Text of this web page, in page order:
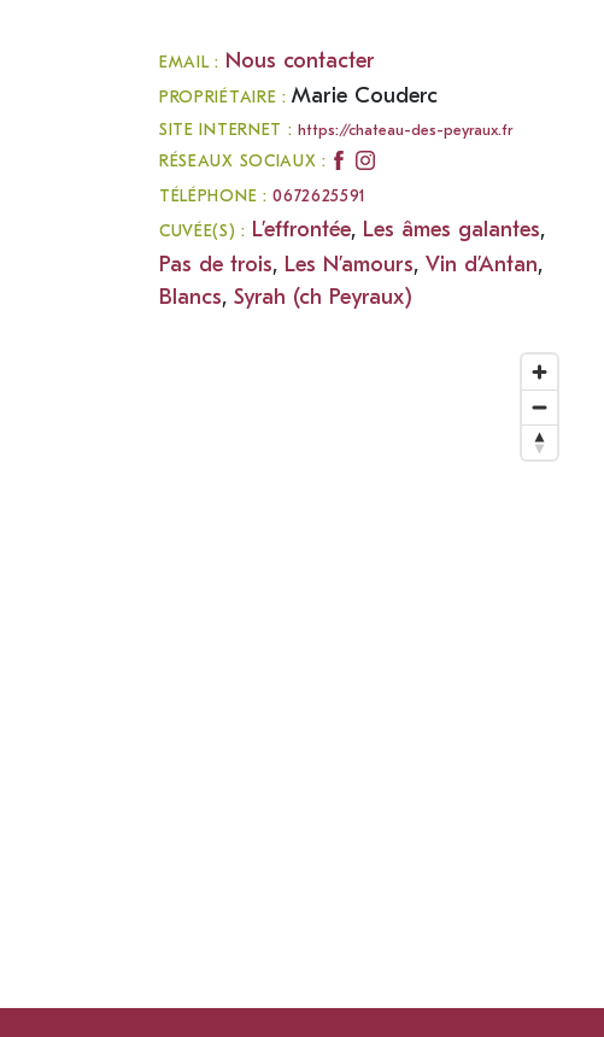
EMAIL : Nous contacter
PROPRIÉTAIRE :Marie Couderc
SITE INTERNET :https://chateau-des-peyraux.fr
RÉSEAUX SOCIAUX :
TÉLÉPHONE :0672625591
CUVÉE(S) : L’effrontée, Les âmes galantes,
Pas de trois, Les N’amours, Vin d’Antan,
Blancs, Syrah (ch Peyraux)